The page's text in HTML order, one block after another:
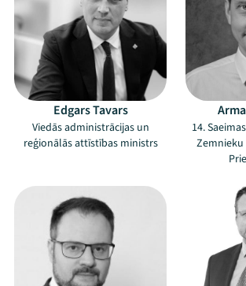
Edgars Tavars
Viedās administrācijas un
reģionālās attīstības ministrs
14.
Zemnieku